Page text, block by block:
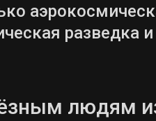
разведка
людям